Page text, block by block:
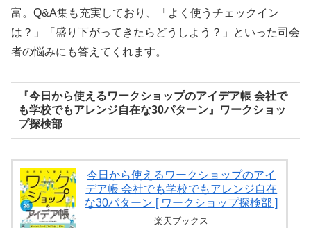
富。Q&A集も充実しており、「よく使うチェックイン
は？」「盛り下がってきたらどうしよう？」といった司会
者の悩みにも答えてくれます。
『今日から使えるワークショップのアイデア帳 会社で
も学校でもアレンジ自在な30パターン』ワークショッ
プ探検部
今日から使えるワークショップのアイ
デア帳 会社でも学校でもアレンジ自在
な30パターン [ ワークショップ探検部 ]
楽天ブックス